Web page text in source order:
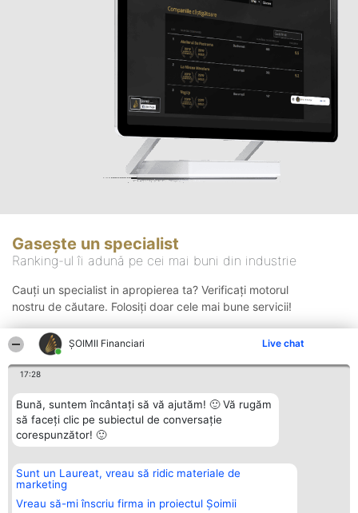
ȘOIMII Financiari Live chat
17:28
Bună, suntem încântați să vă ajutăm! 🙂 Vă rugăm
să faceți clic pe subiectul de conversație
corespunzător! 🙂
Sunt un Laureat, vreau să ridic materiale de
marketing
Vreau să-mi înscriu firma in proiectul Șoimii
Gasește un specialist
Ranking-ul îi adună pe cei mai buni din industrie
Cauți un specialist in apropierea ta? Verificați motorul
nostru de căutare. Folosiți doar cele mai bune servicii!
Organizator Ranking
BRIGHT SOLUTIONS BR SRL
Aleea Timisul De Sus 2 Bl. A30
Sc. A Et. 4 Ap. 13 Cod 061952
Plebiscyt
Lista Tuturor
Laureaților
Contact